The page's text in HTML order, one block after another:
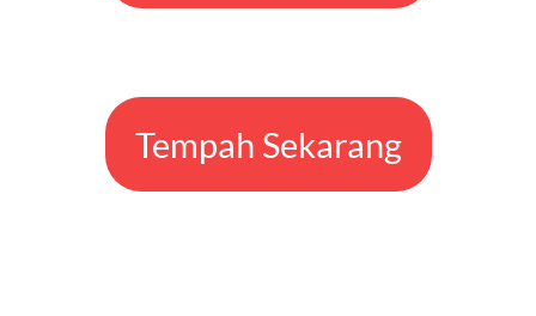
Tempah Sekarang